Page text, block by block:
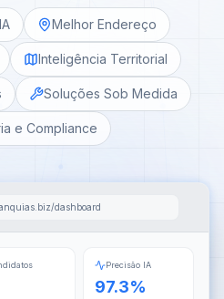
Melhor Endereço
Inteligência Territorial
Soluções Sob Medida
e Compliance
dashboard
Precisão IA
97.3%